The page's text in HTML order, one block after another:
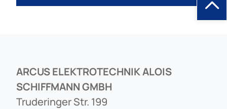
ARCUS ELEKTROTECHNIK ALOIS
SCHIFFMANN GMBH
Truderinger Str. 199